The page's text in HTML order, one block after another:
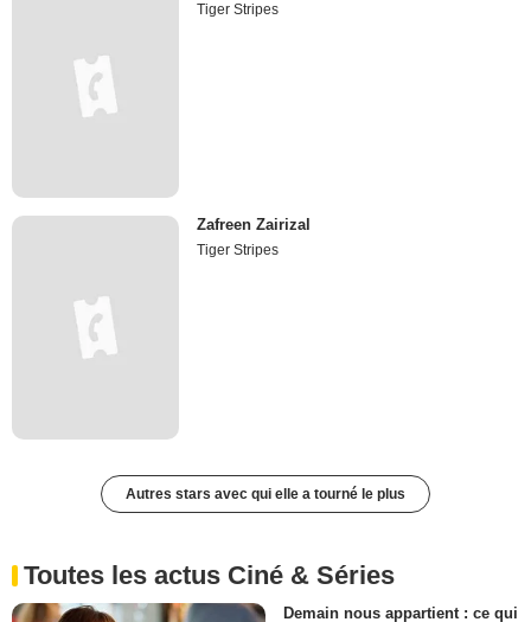
Tiger Stripes
Zafreen Zairizal
Tiger Stripes
Autres stars avec qui elle a tourné le plus
Toutes les actus Ciné & Séries
Demain nous appartient : ce qui